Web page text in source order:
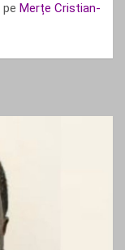
pe Merțe Cristian-